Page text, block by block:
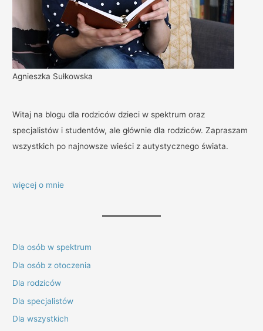
Agnieszka Sułkowska
Witaj na blogu dla rodziców dzieci w spektrum oraz
specjalistów i studentów, ale głównie dla rodziców. Zapraszam
wszystkich po najnowsze wieści z autystycznego świata.
więcej o mnie
Dla osób w spektrum
Dla osób z otoczenia
Dla rodziców
Dla specjalistów
Dla wszystkich